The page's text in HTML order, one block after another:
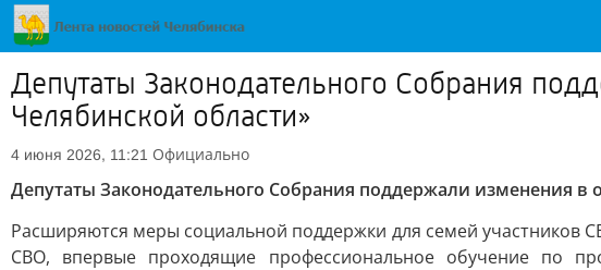
Депутаты Законодательного Собрания
Челябинской области»
4 июня 2026, 11:21 Официально
Депутаты Законодательного Собрания поддержали изменения в
Расширяются меры социальной поддержки для семей участников
СВО, впервые проходящие профессиональное обучение по